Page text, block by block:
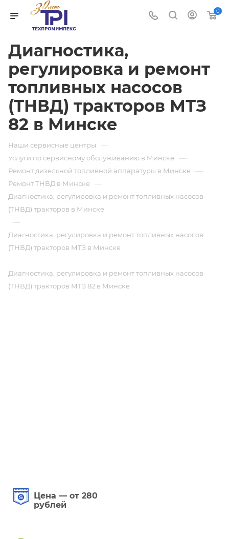
0
Диагностика,
регулировка и ремонт
топливных насосов
(ТНВД) тракторов МТЗ
82 в Минске
Наши сервисные центры —
Услуги по сервисному обслуживанию в Минске —
Ремонт дизельной топливной аппаратуры в Минске —
Ремонт ТНВД в Минске —
Диагностика, регулировка и ремонт топливных насосов
(ТНВД) тракторов в Минске
—
Диагностика, регулировка и ремонт топливных насосов
(ТНВД) тракторов МТЗ в Минске
—
Диагностика, регулировка и ремонт топливных насосов
(ТНВД) тракторов МТЗ 82 в Минске
Цена — от 280
рублей